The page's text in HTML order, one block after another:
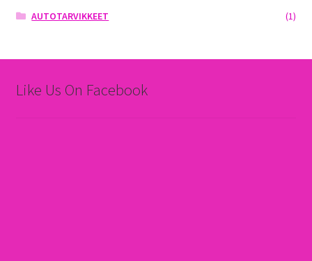
AUTOTARVIKKEET
(1)
Like Us On Facebook